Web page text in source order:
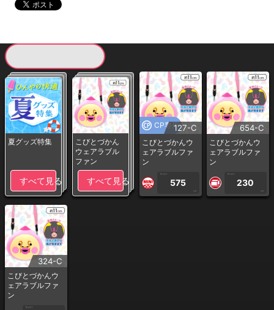
夏グッズ特集
すべて見る
こびとづかん
ウェアラブル
ファン
すべて見る
CP専用127-C
こびとづかんウ
ェアラブルファ
ン
1PLAY
575
CP
654-C
こびとづかんウ
ェアラブルファ
ン
1PLAY
230
CP
324-C
こびとづかんウ
ェアラブルファ
ン
1PLAY